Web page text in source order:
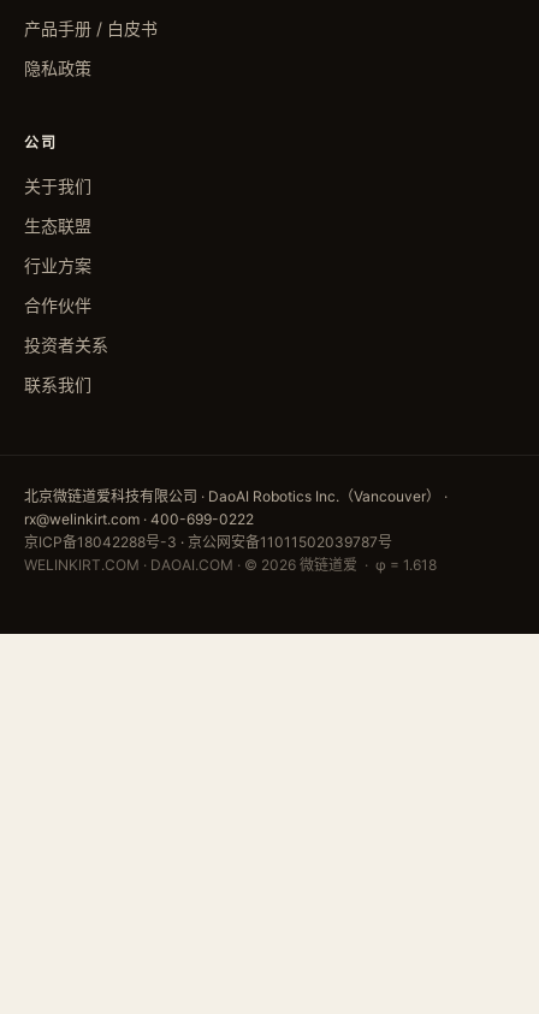
产品手册 / 白皮书
隐私政策
公司
关于我们
生态联盟
行业方案
合作伙伴
投资者关系
联系我们
北京微链道爱科技有限公司 · DaoAI Robotics Inc.（Vancouver） ·
rx@welinkirt.com · 400-699-0222
京ICP备18042288号-3 · 京公网安备11011502039787号
WELINKIRT.COM · DAOAI.COM · © 2026 微链道爱 · φ = 1.618